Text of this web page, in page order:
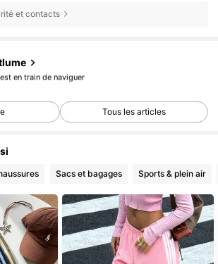
et contacts
est en train de naviguer
Suiveurs
Suiveurs
Suiveurs
Suiveurs
Suiveurs
Tous les articles
Sacs et bagages Sports & plein air